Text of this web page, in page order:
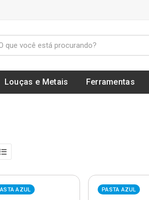
Louças e Metais Ferramentas
AZUL PASTA AZUL